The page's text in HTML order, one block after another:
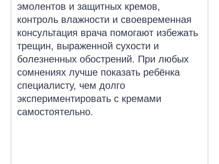
эмолентов и защитных кремов,
контроль влажности и своевременная
консультация врача помогают избежать
трещин, выраженной сухости и
болезненных обострений. При любых
сомнениях лучше показать ребёнка
специалисту, чем долго
экспериментировать с кремами
самостоятельно.